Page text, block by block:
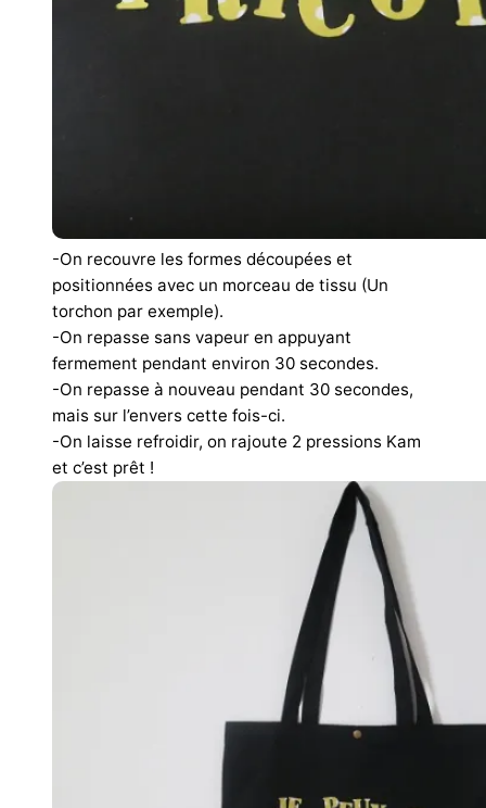
-On recouvre les formes découpées et
positionnées avec un morceau de tissu (Un
torchon par exemple).
-On repasse sans vapeur en appuyant
fermement pendant environ 30 secondes.
-On repasse à nouveau pendant 30 secondes,
mais sur l’envers cette fois-ci.
-On laisse refroidir, on rajoute 2 pressions Kam
et c’est prêt !